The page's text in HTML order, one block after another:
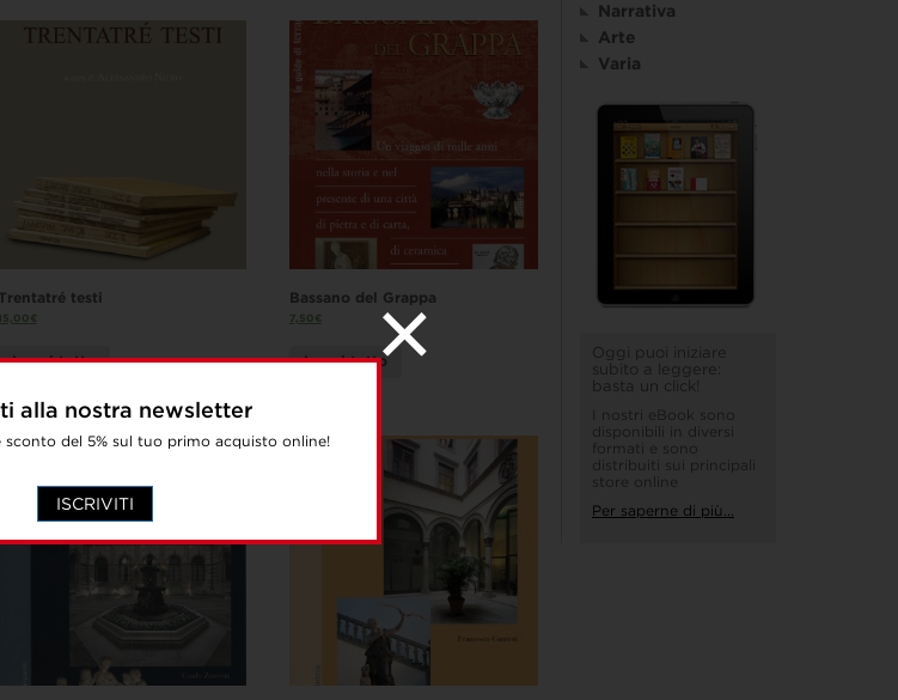
alla nostra newsletter
sconto del 5% sul tuo primo acquisto online!
ISCRIVITI
Trentatré testi
15,00€
Leggi tutto
Bassano del Grappa
7,50€
Leggi tutto
Narrativa
Arte
Varia
Oggi puoi iniziare
subito a leggere:
basta un click!
I nostri eBook sono
disponibili in diversi
formati e sono
distribuiti sui principali
store online
Per saperne di più...